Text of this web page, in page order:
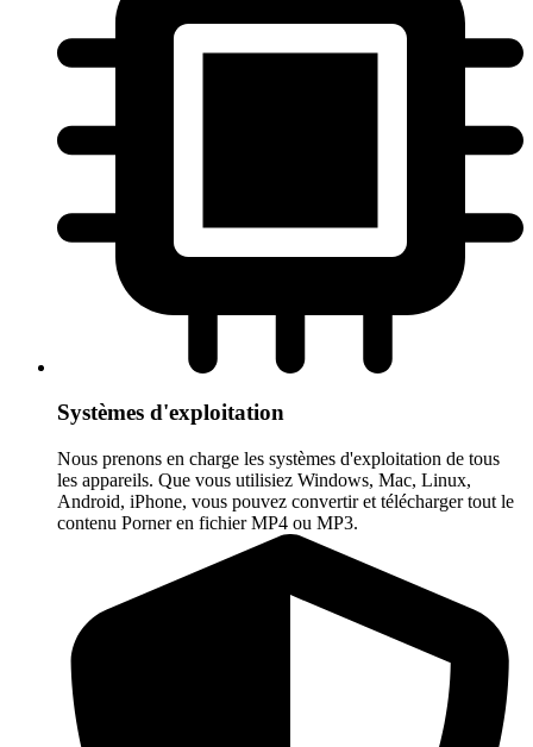
Systèmes d'exploitation
Nous prenons en charge les systèmes d'exploitation de tous
les appareils. Que vous utilisiez Windows, Mac, Linux,
Android, iPhone, vous pouvez convertir et télécharger tout le
contenu Porner en fichier MP4 ou MP3.